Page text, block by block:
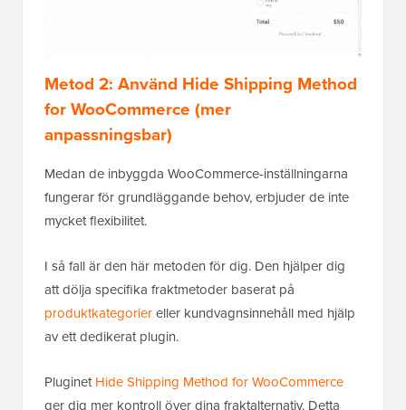
Metod 2: Använd Hide Shipping Method
for WooCommerce (mer
anpassningsbar)
Medan de inbyggda WooCommerce-inställningarna
fungerar för grundläggande behov, erbjuder de inte
mycket flexibilitet.
I så fall är den här metoden för dig. Den hjälper dig
att dölja specifika fraktmetoder baserat på
produktkategoriereller kundvagnsinnehåll med hjälp
av ett dedikerat plugin.
PluginetHide Shipping Method for WooCommerce
ger dig mer kontroll över dina fraktalternativ. Detta